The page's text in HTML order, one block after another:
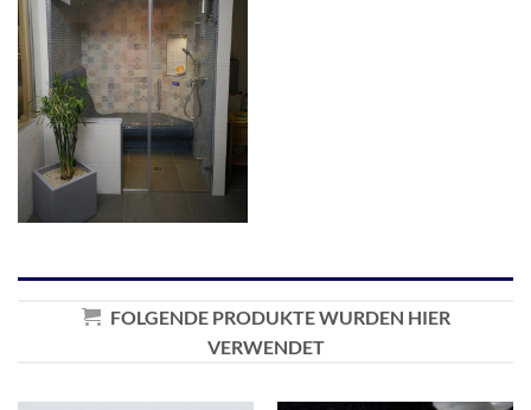
FOLGENDE PRODUKTE WURDEN HIER
VERWENDET